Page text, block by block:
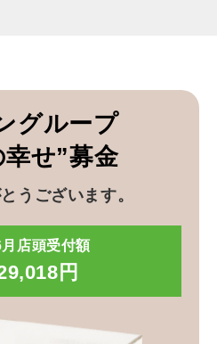
グループ
せ”募金
うございます。
店頭受付額
円